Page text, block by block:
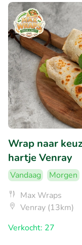
Wrap naar
hartje Venray
Vandaag Morgen
Max Wraps
Venray (13km)
Verkocht: 27